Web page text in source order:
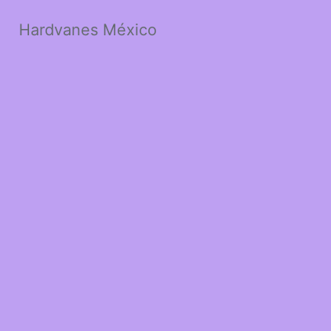
Hardvanes México